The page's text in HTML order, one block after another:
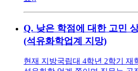
Q. 낮은 학점에 대한 고민
(석유화학업계 지망)
현재 지방국립대 4학년 2학기 재